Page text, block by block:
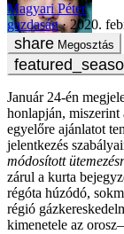
Magyari Péter
gazdaság
2020.
Megosztás
Január 24-én
honlapján, miszerint
egyelőre ajánlatot
jelentkezés
módosított
zárul a kurta
régóta húzódó,
régió
kimenetele az